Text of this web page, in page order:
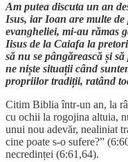
Am putea discuta un an
Isus, iar Ioan are multe de
evangheliei, mi-au rămas
Iisus de la Caiafa la
să nu se pângărească și
ne niște situații când
propriilor tradiții, ratând
Citim Biblia într-un an, la
cu ochii la rogojina altuia,
unui nou adevăr, nealiniat
cine poate s-o sufere?”
necredinței (6:61,64).